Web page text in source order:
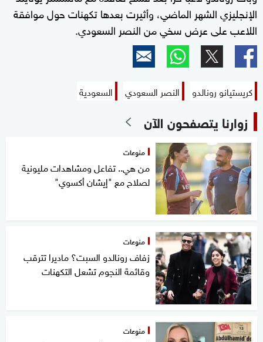
الإنجليزي الشهر الماضي، وأثيرت بعدها تكهنات حول موافقة
اللاعب على عرض سخي من النصر السعودي.
كريستيانو رونالدو النصر السعودي السعودية
زوارنا يتصفحون الآن
منوعات
من هي.. تفاعل ومشاهدات مليونية
لصلاح مع "إيشان أكسوي"
منوعات
زفاف رونالدو السبت؟ ماديرا تترقب
وقائمة النجوم تشعل التكهنات
منوعات